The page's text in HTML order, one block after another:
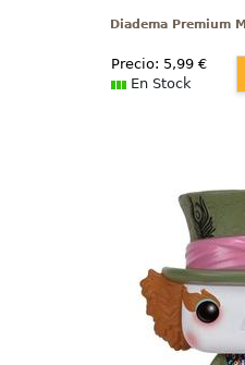
Diadema Premium
Precio: 5,99€
En Stock
Figura Pop!
Funko Alicia
Figura de El
realizada en
a la línea Pop!
tiene una
10 cm., y
película de